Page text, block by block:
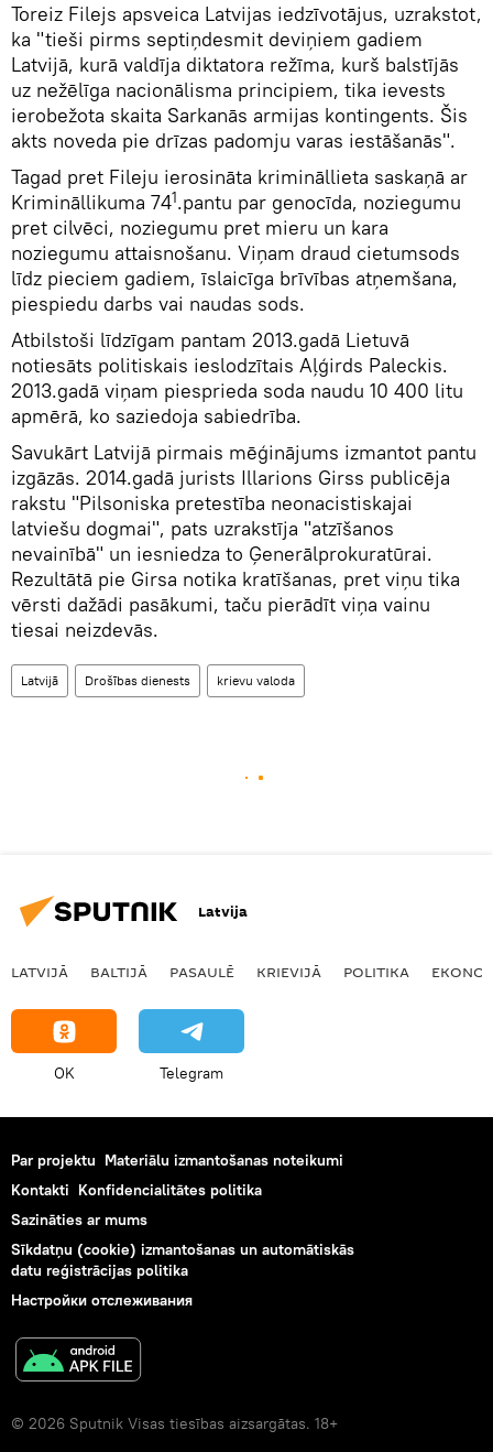
Toreiz Filejs apsveica Latvijas iedzīvotājus, uzrakstot,
ka "tieši pirms septiņdesmit deviņiem gadiem
Latvijā, kurā valdīja diktatora režīma, kurš balstījās
uz nežēlīga nacionālisma principiem, tika ievests
ierobežota skaita Sarkanās armijas kontingents. Šis
akts noveda pie drīzas padomju varas iestāšanās".
Tagad pret Fileju ierosināta krimināllieta saskaņā ar
Krimināllikuma 741.pantu par genocīda, noziegumu
pret cilvēci, noziegumu pret mieru un kara
noziegumu attaisnošanu. Viņam draud cietumsods
līdz pieciem gadiem, īslaicīga brīvības atņemšana,
piespiedu darbs vai naudas sods.
Atbilstoši līdzīgam pantam 2013.gadā Lietuvā
notiesāts politiskais ieslodzītais Aļģirds Paleckis.
2013.gadā viņam piesprieda soda naudu 10 400 litu
apmērā, ko saziedoja sabiedrība.
Savukārt Latvijā pirmais mēģinājums izmantot pantu
izgāzās. 2014.gadā jurists Illarions Girss publicēja
rakstu "Pilsoniska pretestība neonacistiskajai
latviešu dogmai", pats uzrakstīja "atzīšanos
nevainībā" un iesniedza to Ģenerālprokuratūrai.
Rezultātā pie Girsa notika kratīšanas, pret viņu tika
vērsti dažādi pasākumi, taču pierādīt viņa vainu
tiesai neizdevās.
Latvijā Drošības dienests krievu valoda
Latvija
LATVIJĀ BALTIJĀ PASAULĒ KRIEVIJĀ POLITIKA
OK Telegram
Par projektu Materiālu izmantošanas noteikumi
Kontakti Konfidencialitātes politika
Sazināties ar mums
Sīkdatņu (cookie) izmantošanas un automātiskās
datu reģistrācijas politika
Настройки отслеживания
© 2026 Sputnik Visas tiesības aizsargātas. 18+